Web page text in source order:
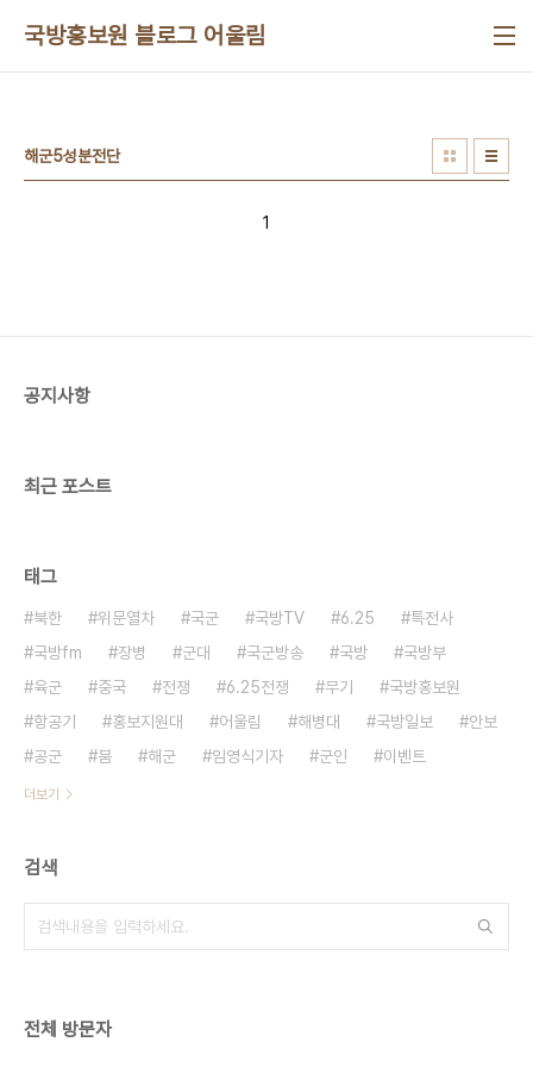
국방홍보원 블로그 어울림
해군5성분전단
1
공지사항
최근 포스트
태그
북한 위문열차 국군 국방TV 6.25
특전사
국방fm
장병 군대 국군방송 국방
국방부
육군
중국 전쟁 6.25전쟁 무기
국방홍보원
항공기
홍보지원대 어울림 해병대 국방일보
안보
공군
붐 해군 임영식기자 군인 이벤트
더보기
검색
전체 방문자